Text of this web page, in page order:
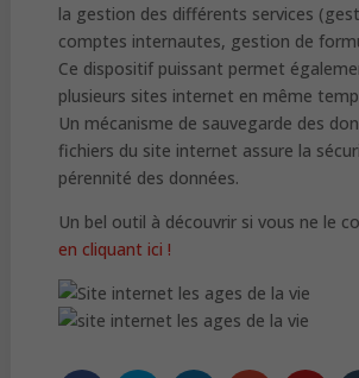
la gestion des différents services
comptes internautes, gestion de
Ce dispositif puissant permet
plusieurs sites internet en même
Un mécanisme de sauvegarde des
fichiers du site internet assure la
pérennité des données.
Un bel outil à découvrir si vous ne le
en cliquant ici !